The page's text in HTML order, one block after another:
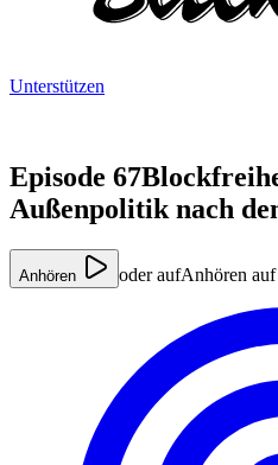
Unterstützen
Episode 67
Außenpolitik nach
Anhören oder aufAnhören auf